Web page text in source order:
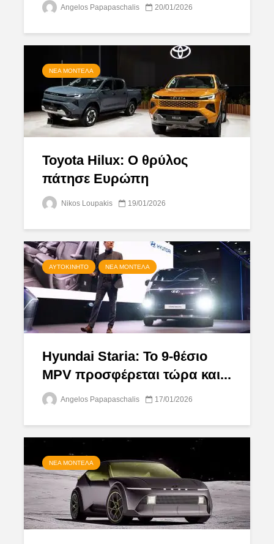
Angelos Papapaschalis 20/01/2026
ΝΈΑ ΜΟΝΤΈΛΑ
Toyota Hilux: Ο θρύλος
πάτησε Ευρώπη
Nikos Loupakis 19/01/2026
ΑΥΤΟΚΊΝΗΤΟ ΝΈΑ ΜΟΝΤΈΛΑ
Hyundai Staria: To 9-θέσιο
MPV προσφέρεται τώρα και...
Angelos Papapaschalis 17/01/2026
ΝΈΑ ΜΟΝΤΈΛΑ